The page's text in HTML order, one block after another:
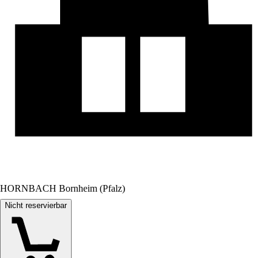
HORNBACH Bornheim (Pfalz)
Nicht reservierbar